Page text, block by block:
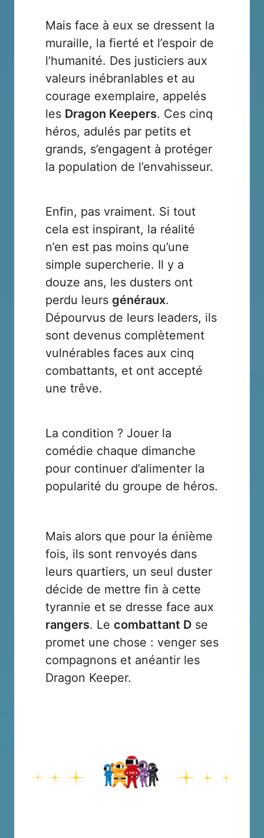
Mais face à eux se dressent la
muraille, la fierté et l’espoir de
l’humanité. Des justiciers aux
valeurs inébranlables et au
courage exemplaire, appelés
les Dragon Keepers. Ces cinq
héros, adulés par petits et
grands, s’engagent à protéger
la population de l’envahisseur.
Enfin, pas vraiment. Si tout
cela est inspirant, la réalité
n’en est pas moins qu’une
simple supercherie. Il y a
douze ans, les dusters ont
perdu leurs généraux.
Dépourvus de leurs leaders, ils
sont devenus complètement
vulnérables faces aux cinq
combattants, et ont accepté
une trêve.
La condition ? Jouer la
comédie chaque dimanche
pour continuer d’alimenter la
popularité du groupe de héros.
Mais alors que pour la énième
fois, ils sont renvoyés dans
leurs quartiers, un seul duster
décide de mettre fin à cette
tyrannie et se dresse face aux
rangers. Le combattant D se
promet une chose : venger ses
compagnons et anéantir les
Dragon Keeper.